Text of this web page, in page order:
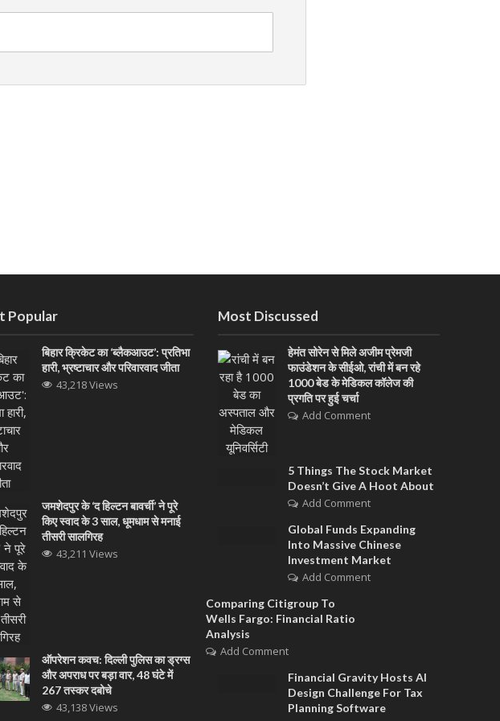
Popular
बिहार क्रिकेट का ‘ब्लैकआउट’: प्रतिभा
हारी, भ्रष्टाचार और परिवारवाद जीता
43,218 Views
जमशेदपुर के ‘द हिल्टन बावर्ची’ ने पूरे
किए स्वाद के 3 साल, धूमधाम से मनाई
तीसरी सालगिरह
43,211 Views
ऑपरेशन कवच: दिल्ली पुलिस का ड्रग्स
और अपराध पर बड़ा वार, 48 घंटे में
267 तस्कर दबोचे
43,138 Views
Most Discussed
हेमंत सोरेन से मिले अजीम प्रेमजी
फाउंडेशन के सीईओ, रांची में बन रहे
1000 बेड के मेडिकल कॉलेज की
प्रगति पर हुई चर्चा
Add Comment
5 Things The Stock Market
Doesn’t Give A Hoot About
Add Comment
Global Funds Expanding
Into Massive Chinese
Investment Market
Add Comment
Comparing Citigroup To
Wells Fargo: Financial Ratio
Analysis
Add Comment
Financial Gravity Hosts AI
Design Challenge For Tax
Planning Software